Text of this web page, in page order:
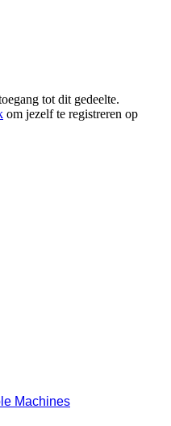
tot dit gedeelte.
om jezelf te registreren op
Machines